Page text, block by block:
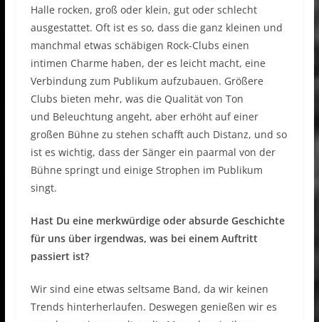
Halle rocken, groß oder klein, gut oder schlecht
ausgestattet. Oft ist es so, dass die ganz kleinen und
manchmal etwas schäbigen Rock-Clubs einen
intimen Charme haben, der es leicht macht, eine
Verbindung zum Publikum aufzubauen. Größere
Clubs bieten mehr, was die Qualität von Ton
und Beleuchtung angeht, aber erhöht auf einer
großen Bühne zu stehen schafft auch Distanz, und so
ist es wichtig, dass der Sänger ein paarmal von der
Bühne springt und einige Strophen im Publikum
singt.
Hast Du eine merkwürdige oder absurde Geschichte
für uns über irgendwas, was bei einem Auftritt
passiert ist?
Wir sind eine etwas seltsame Band, da wir keinen
Trends hinterherlaufen. Deswegen genießen wir es